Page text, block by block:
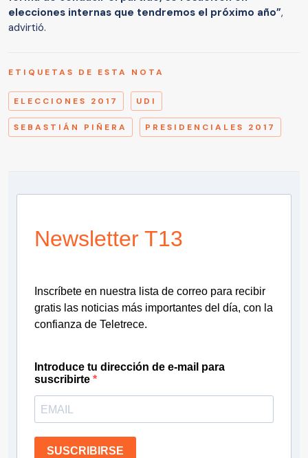
elecciones internas que tendremos el próximo año”,
advirtió.
ETIQUETAS DE ESTA NOTA
ELECCIONES 2017 UDI
SEBASTIÁN PIÑERA PRESIDENCIALES 2017
Newsletter T13
Inscríbete en nuestra lista de correo para recibir
gratis las noticias más importantes del día, con la
confianza de Teletrece.
Introduce tu dirección de e-mail para
suscribirte
SUSCRIBIRSE